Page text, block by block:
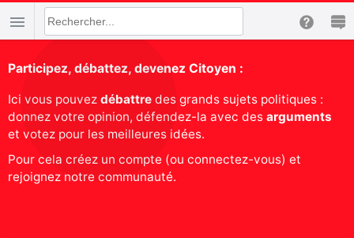
Participez, débattez, devenez Citoyen :
Ici vous pouvez débattre des grands sujets politiques :
donnez votre opinion, défendez-la avec des arguments
et votez pour les meilleures idées.
Pour cela créez un compte (ou connectez-vous) et
rejoignez notre communauté.